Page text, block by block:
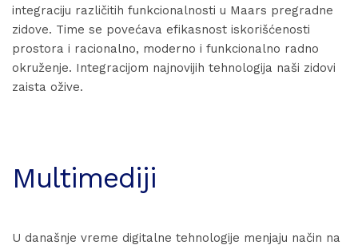
integraciju različitih funkcionalnosti u Maars pregradne
zidove. Time se povećava efikasnost iskorišćenosti
prostora i racionalno, moderno i funkcionalno radno
okruženje. Integracijom najnovijih tehnologija naši zidovi
zaista ožive.
Multimediji
U današnje vreme digitalne tehnologije menjaju način na